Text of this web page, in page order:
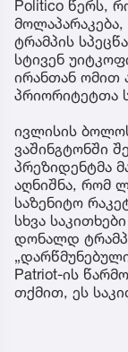
Politico წერს,
ტრამპის
სტივენ
ირანთან ომით
პრიორიტეტთა
ივლისის
ვაშინგტონში
პრეზიდენტმა
აღნიშნა, რომ
საზენიტო
სხვა
დონალდ
Patriot-ის
თქმით, ეს